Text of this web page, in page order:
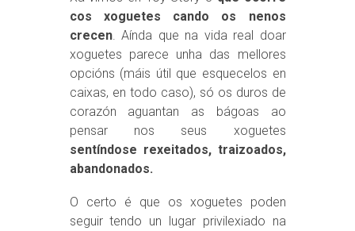
cos xoguetes cando os nenos
crecen. Aínda que na vida real doar
xoguetes parece unha das mellores
opcións (máis útil que esquecelos en
caixas, en todo caso), só os duros de
corazón aguantan as bágoas ao
pensar nos seus xoguetes
sentíndose rexeitados, traizoados,
abandonados.
O certo é que os xoguetes poden
seguir tendo un lugar privilexiado na